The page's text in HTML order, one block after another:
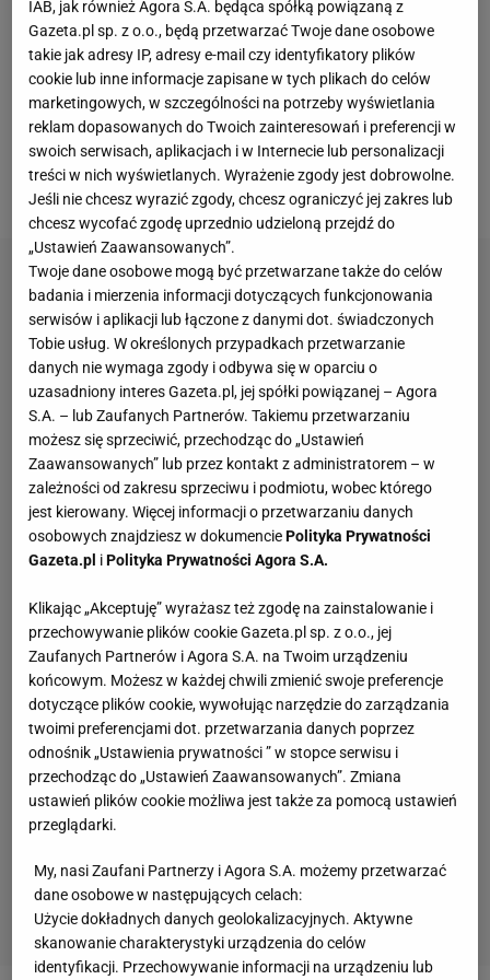
piłkarzy był zbyt duży. Myślę, że nie presowaliśmy
tak, jak chcieliśmy. W pierwszych 45. minutach była
to dla nas świetna lekcja. Czasem to dobrze, żeby
takie coś przyszło w dobrym momencie. Być może
dziś jest dobry moment - stwierdził, cyt. przez
fcbarca.com.
IAB, jak również Agora S.A. będąca spółką powiązaną z
Gazeta.pl sp. z o.o., będą przetwarzać Twoje dane osobowe
takie jak adresy IP, adresy e-mail czy identyfikatory plików
cookie lub inne informacje zapisane w tych plikach do celów
marketingowych, w szczególności na potrzeby wyświetlania
reklam dopasowanych do Twoich zainteresowań i preferencji w
swoich serwisach, aplikacjach i w Internecie lub personalizacji
treści w nich wyświetlanych. Wyrażenie zgody jest dobrowolne.
Jeśli nie chcesz wyrazić zgody, chcesz ograniczyć jej zakres lub
chcesz wycofać zgodę uprzednio udzieloną przejdź do
„Ustawień Zaawansowanych”.
Twoje dane osobowe mogą być przetwarzane także do celów
badania i mierzenia informacji dotyczących funkcjonowania
serwisów i aplikacji lub łączone z danymi dot. świadczonych
Tobie usług. W określonych przypadkach przetwarzanie
danych nie wymaga zgody i odbywa się w oparciu o
uzasadniony interes Gazeta.pl, jej spółki powiązanej – Agora
S.A. – lub Zaufanych Partnerów. Takiemu przetwarzaniu
możesz się sprzeciwić, przechodząc do „Ustawień
Zaawansowanych” lub przez kontakt z administratorem – w
zależności od zakresu sprzeciwu i podmiotu, wobec którego
jest kierowany. Więcej informacji o przetwarzaniu danych
osobowych znajdziesz w dokumenciePolityka Prywatności
Gazeta.pl iPolityka Prywatności Agora S.A.
Klikając „Akceptuję” wyrażasz też zgodę na zainstalowanie i
przechowywanie plików cookie Gazeta.pl sp. z o.o., jej
Zaufanych Partnerów i Agora S.A. na Twoim urządzeniu
końcowym. Możesz w każdej chwili zmienić swoje preferencje
dotyczące plików cookie, wywołując narzędzie do zarządzania
twoimi preferencjami dot. przetwarzania danych poprzez
odnośnik „Ustawienia prywatności ” w stopce serwisu i
przechodząc do „Ustawień Zaawansowanych”. Zmiana
ustawień plików cookie możliwa jest także za pomocą ustawień
przeglądarki.
My, nasi Zaufani Partnerzy i Agora S.A. możemy przetwarzać
dane osobowe w następujących celach:
Użycie dokładnych danych geolokalizacyjnych. Aktywne
skanowanie charakterystyki urządzenia do celów
identyfikacji. Przechowywanie informacji na urządzeniu lub